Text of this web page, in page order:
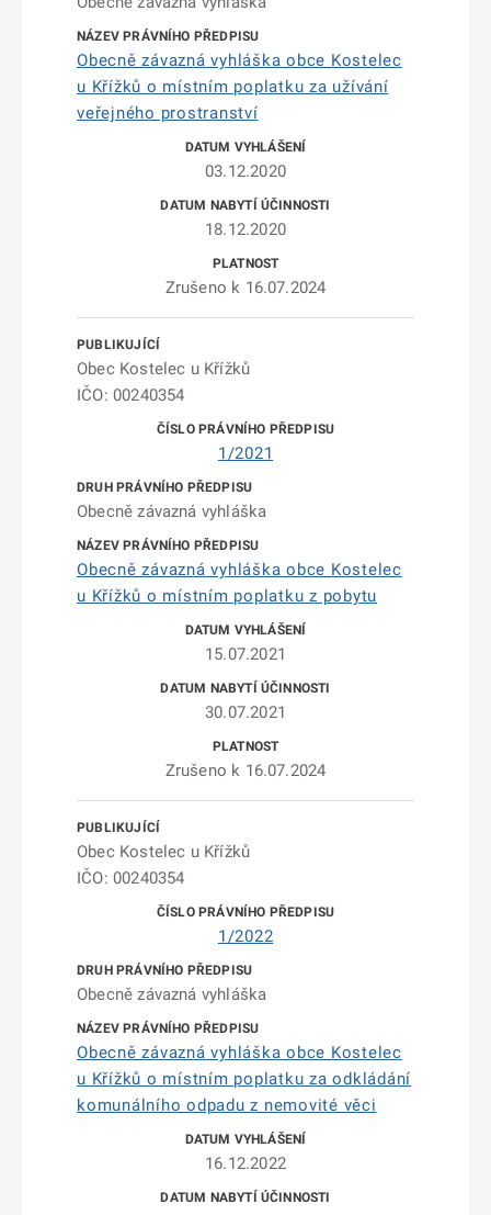
Obecně závazná vyhláška obce Kostelec
u Křížků o místním poplatku za užívání
veřejného prostranství
03.12.2020
18.12.2020
Zrušeno k 16.07.2024
Obec Kostelec u Křížků
IČO: 00240354
1/2021
Obecně závazná vyhláška
Obecně závazná vyhláška obce Kostelec
u Křížků o místním poplatku z pobytu
15.07.2021
30.07.2021
Zrušeno k 16.07.2024
Obec Kostelec u Křížků
IČO: 00240354
1/2022
Obecně závazná vyhláška
Obecně závazná vyhláška obce Kostelec
u Křížků o místním poplatku za odkládání
komunálního odpadu z nemovité věci
16.12.2022